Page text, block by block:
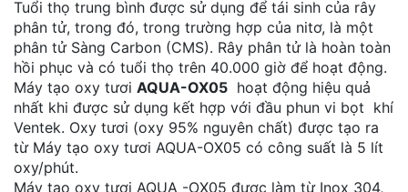
Tuổi thọ trung bình được sử dụng để tái sinh của rây
phân tử, trong đó, trong trường hợp của nitơ, là một
phân tử Sàng Carbon (CMS). Rây phân tử là hoàn toàn
hồi phục và có tuổi thọ trên 40.000 giờ để hoạt động.
Máy tạo oxy tươi AQUA-OX05 hoạt động hiệu quả
nhất khi được sử dụng kết hợp với đầu phun vi bọt khí
Ventek. Oxy tươi (oxy 95% nguyên chất) được tạo ra
từ Máy tạo oxy tươi AQUA-OX05 có công suất là 5 lít
oxy/phút.
Máy tạo oxy tươi AQUA -OX05 được làm từ Inox 304,